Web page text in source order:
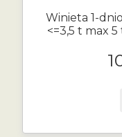
Winieta 1-
<=3,5 t max